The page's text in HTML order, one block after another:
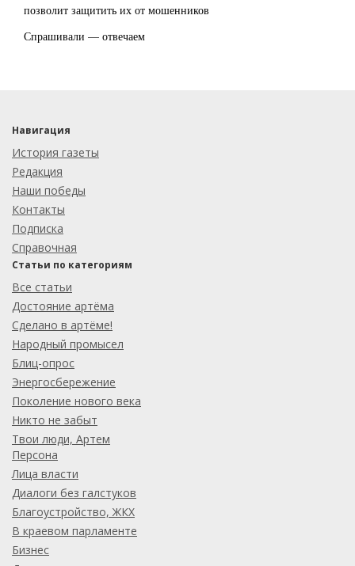
позволит защитить их от мошенников
Спрашивали — отвечаем
Навигация
История газеты
Редакция
Наши победы
Контакты
Подписка
Справочная
Статьи по категориям
Все статьи
Достояние артёма
Сделано в артёме!
Народный промысел
Блиц-опрос
Энергосбережение
Поколение нового века
Никто не забыт
Твои люди, Артем
Персона
Лица власти
Диалоги без галстуков
Благоустройство, ЖКХ
В краевом парламенте
Бизнес